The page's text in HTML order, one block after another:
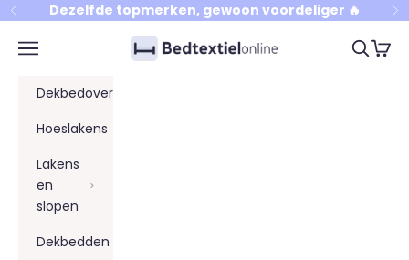
Naar inhoud
VorigeDezelfde topmerken, gewoon voordeliger 🔥
Bedtextielonline
Menu Zoeken
Dekbedovertrekken
Hoeslakens
Lakens
en
slopen
Dekbedden